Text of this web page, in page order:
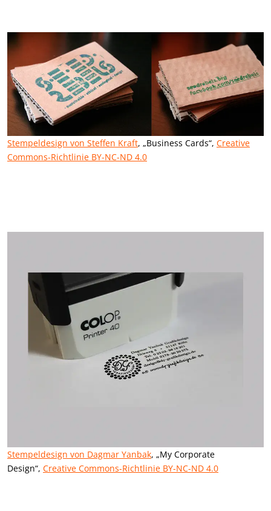
Stempeldesign von Steffen Kraft, „Business Cards“, Creative
Commons-Richtlinie BY-NC-ND 4.0
Stempeldesign von Dagmar Yanbak, „My Corporate
Design“, Creative Commons-Richtlinie BY-NC-ND 4.0